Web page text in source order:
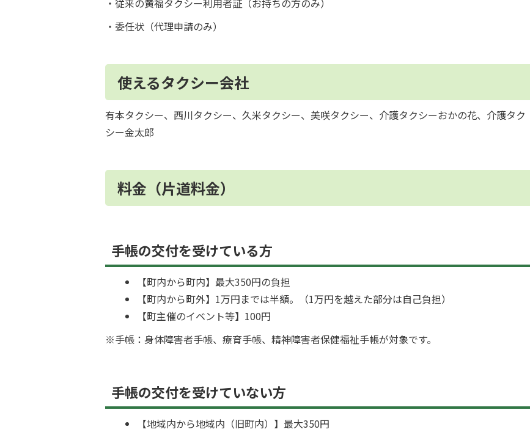
・従来の黄福タクシー利用者証（お持ちの方のみ）
・委任状（代理申請のみ）
使えるタクシー会社
有本タクシー、西川タクシー、久米タクシー、美咲タクシー、介護タクシーおかの花、介護タク
シー金太郎
料金（片道料金）
手帳の交付を受けている方
【町内から町内】最大350円の負担
【町内から町外】1万円までは半額。（1万円を越えた部分は自己負担）
【町主催のイベント等】100円
※手帳：身体障害者手帳、療育手帳、精神障害者保健福祉手帳が対象です。
手帳の交付を受けていない方
【地域内から地域内（旧町内）】最大350円